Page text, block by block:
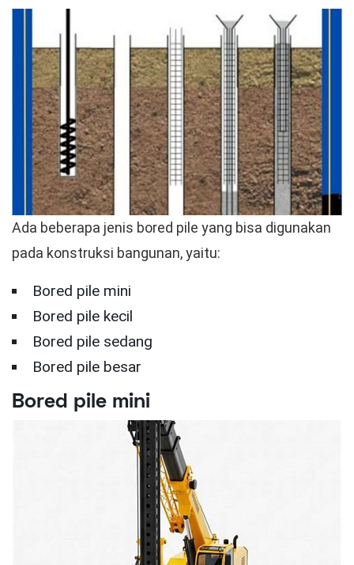
Ada beberapa jenis bored pile yang bisa digunakan
pada konstruksi bangunan, yaitu:
Bored pile mini
Bored pile kecil
Bored pile sedang
Bored pile besar
Bored pile mini